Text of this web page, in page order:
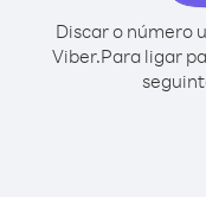
Discar o número
Viber.Para ligar